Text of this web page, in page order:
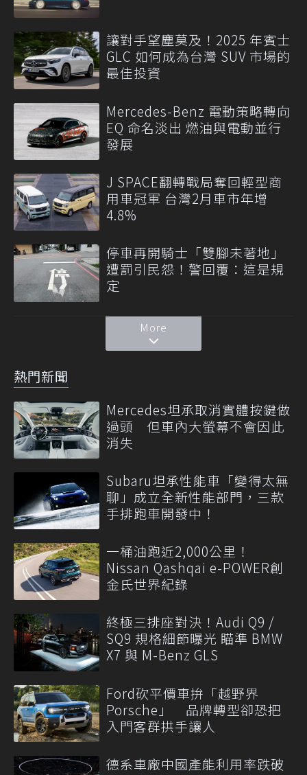
讓對手望塵莫及！2025 年賓士
GLC 如何成為台灣 SUV 市場的
最佳投資
Mercedes-Benz 電動策略轉向
EQ 命名淡出 燃油與電動並行
發展
J SPACE翻轉戰局奪回輕型商
用車冠軍 台灣2月車市年增
4.8%
停車再開騎士「雙腳未著地」
遭罰引民怨！警回覆：這是規
定
More
熱門新聞
Mercedes坦承取消實體按鍵做
過頭 但車內大螢幕不會因此
消失
Subaru坦承性能車「變得太無
聊」成立全新性能部門，三款
手排跑車開發中！
一桶油跑近2,000公里！
Nissan Qashqai e-POWER創
金氏世界紀錄
終極三排座對決！Audi Q9 /
SQ9 規格細節曝光 瞄準 BMW
X7 與 M-Benz GLS
Ford砍平價車拚「越野界
Porsche」 品牌轉型卻恐把
入門客群拱手讓人
德系車廠中國產能利用率跌破